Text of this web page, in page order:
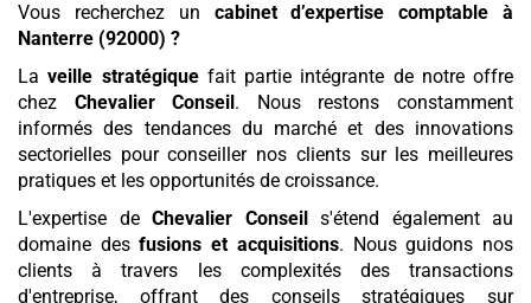
Vous recherchez un cabinet d’expertise comptable
à
Nanterre (92000) ?
Laveille stratégiquefait partie intégrante de notre offre
chez Chevalier Conseil. Nous restons constamment
informés des tendances du marché et des innovations
sectorielles pour conseiller nos clients sur les meilleures
pratiques et les opportunités de croissance.
L'expertise de Chevalier Conseils'étend également au
domaine desfusions et acquisitions. Nous guidons nos
clients à travers les complexités des transactions
d'entreprise, offrant des conseils stratégiques sur